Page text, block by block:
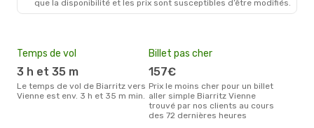
2 Escales
BIQ- VIE
- BIQ
que la disponibilité et les prix sont susceptibles d’être modifiés.
Temps de vol
3 h et 35 m
Le temps de vol de Biarritz vers
Vienne est env. 3 h et 35 m min.
Billet pas cher
157€
Prix le moins cher pour un billet
aller simple Biarritz Vienne
trouvé par nos clients au cours
des 72 dernières heures